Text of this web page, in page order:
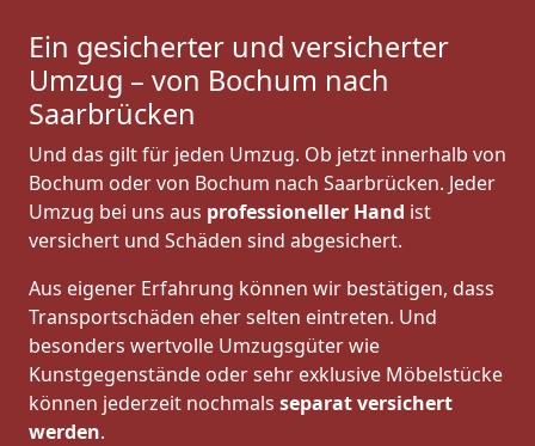
Ein gesicherter und versicherter
Umzug – von Bochum nach
Saarbrücken
Und das gilt für jeden Umzug. Ob jetzt innerhalb von
Bochum oder von Bochum nach Saarbrücken. Jeder
Umzug bei uns aus professioneller Hand ist
versichert und Schäden sind abgesichert.
Aus eigener Erfahrung können wir bestätigen, dass
Transportschäden eher selten eintreten. Und
besonders wertvolle Umzugsgüter wie
Kunstgegenstände oder sehr exklusive Möbelstücke
können jederzeit nochmals separat versichert
werden.